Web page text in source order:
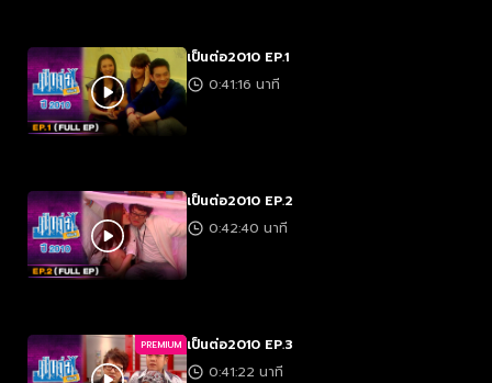
เป็นต่อ2010 EP.1
0:41:16 นาที
เป็นต่อ2010 EP.2
0:42:40 นาที
PREMIUM เป็นต่อ2010 EP.3
0:41:22 นาที